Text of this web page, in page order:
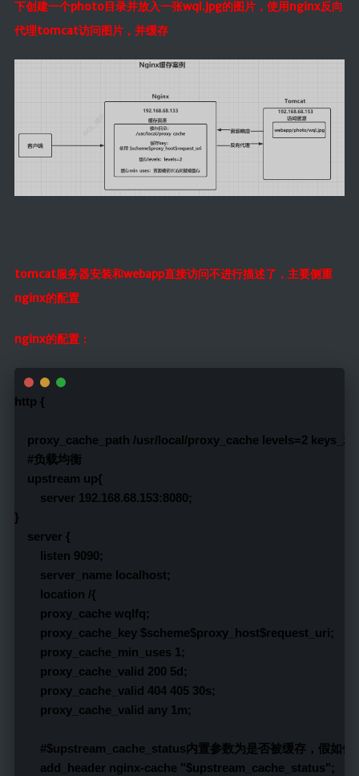
下创建一个photo目录并放入一张wql.jpg的图片，使用nginx反向
代理tomcat访问图片，并缓存
tomcat服务器安装和webapp直接访问不进行描述了，主要侧重
nginx的配置
nginx的配置：
http {
proxy_cache_path /usr/local/proxy_cache levels=2
    #负载均衡
upstream up{
server 192.168.68.153:8080;
}
server {
listen 9090;
server_name localhost;
location /{
proxy_cache wqlfq;
proxy_cache_key $scheme$proxy_host$request_uri;
proxy_cache_min_uses 1;
proxy_cache_valid 200 5d;
proxy_cache_valid 404 405 30s;
proxy_cache_valid any 1m;
#$upstream_cache_status内置参数为是否被缓存，假如值
add_header nginx-cache "$upstream_cache_status";